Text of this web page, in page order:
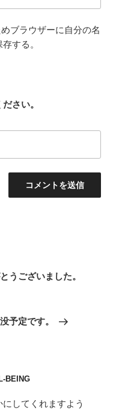
ブラウザーに自分の名
する。
さい。
うございました。
予定です。
BEING
してくれますよう